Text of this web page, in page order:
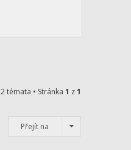
2 témata • Stránka 1 z1
Přejít na